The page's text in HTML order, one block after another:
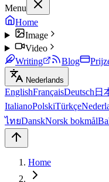
Menu
Home
Image
Video
Writing
Blog
Nederlands
EnglishFrançaisDeutsch 日
ItalianoPolskiTürkçe
ไทยDanskNorsk bokmål
Home